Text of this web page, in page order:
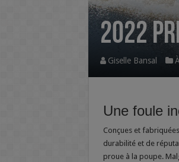
2022
Giselle Bansal
Une foule
Conçues et
durabilité et de
proue à la poupe.